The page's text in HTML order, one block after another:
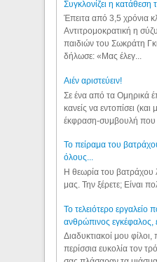
Συγκλονίζει η κατάθεση
Έπειτα από 3,5 χρόνια
Αντιτρομοκρατική η
παιδιών του Σωκράτη
δήλωσε: «Μας έλεγ...
Aιέν αριστεύειν!
Σε ένα από τα Ομηρικά
κανείς να εντοπίσει
έκφραση-συμβουλή που
Το πείραμα του
όλους...
Η θεωρία του βατράχου
μας. Την ξέρετε; Είναι
Το τελειότερο εργαλείο
ανθρώπινος εγκέφαλος,
Διαδυκτιακοί μου φίλοι,
περίσσια ευκολία τον